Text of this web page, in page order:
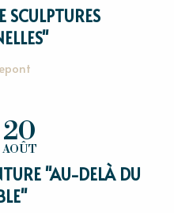
SCULPTURES
20
AOÛT
"AU-DELÀ DU